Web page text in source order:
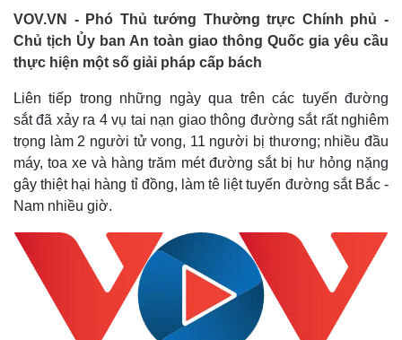
VOV.VN - Phó Thủ tướng Thường trực Chính phủ -
Chủ tịch Ủy ban An toàn giao thông Quốc gia yêu cầu
thực hiện một số giải pháp cấp bách
Liên tiếp trong những ngày qua trên các tuyến đường
sắt đã xảy ra 4 vụ tai nạn giao thông đường sắt rất nghiêm
trọng làm 2 người tử vong, 11 người bị thương; nhiều đầu
máy, toa xe và hàng trăm mét đường sắt bị hư hỏng nặng
gây thiệt hại hàng tỉ đồng, làm tê liệt tuyến đường sắt Bắc -
Nam nhiều giờ.